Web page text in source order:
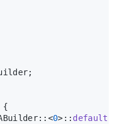
{
0>:: default